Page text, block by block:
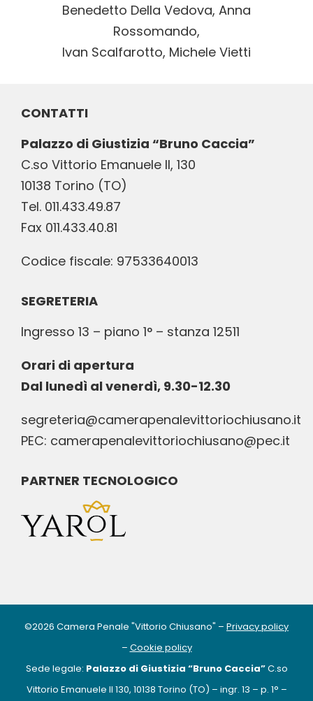
Benedetto Della Vedova, Anna
Rossomando,
Ivan Scalfarotto, Michele Vietti
CONTATTI
Palazzo di Giustizia “Bruno Caccia”
C.so Vittorio Emanuele II, 130
10138 Torino (TO)
Tel. 011.433.49.87
Fax 011.433.40.81
Codice fiscale: 97533640013
SEGRETERIA
Ingresso 13 – piano 1° – stanza 12511
Orari di apertura
Dal lunedì al venerdì, 9.30-12.30
segreteria@camerapenalevittoriochiusano.it
PEC: camerapenalevittoriochiusano@pec.it
PARTNER TECNOLOGICO
©2026 Camera Penale "Vittorio Chiusano" – Privacy policy
– Cookie policy
Sede legale: Palazzo di Giustizia “Bruno Caccia”C.so
Vittorio Emanuele II 130, 10138 Torino (TO) – ingr. 13 – p. 1° –